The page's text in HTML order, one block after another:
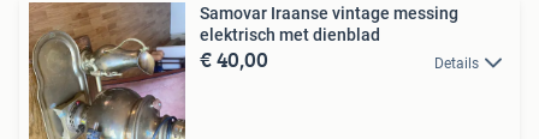
Samovar Iraanse vintage messing
elektrisch met dienblad
€ 40,00 Details